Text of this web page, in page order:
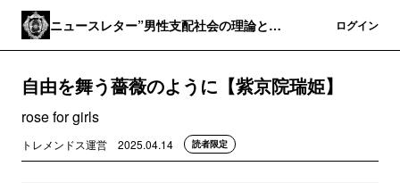
ニュースレター”男性支配社会の理論と実
ログイン
自由を舞う薔薇のように【紫京院瑞姫】
rose for girls
トレメンドス運営 2025.04.14 読者限定